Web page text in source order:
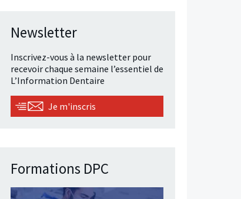
Newsletter
Inscrivez-vous à la newsletter pour
recevoir chaque semaine l’essentiel de
L’Information Dentaire
Je m'inscris
Formations DPC